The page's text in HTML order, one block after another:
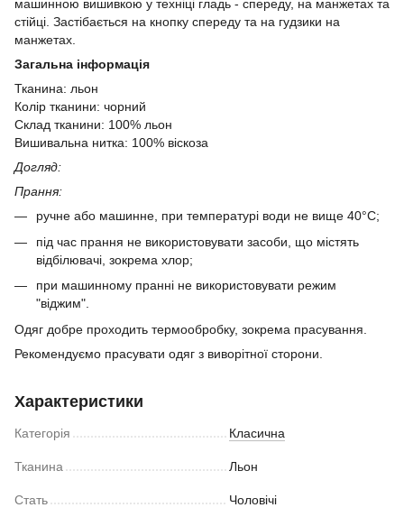
машинною вишивкою у техніці гладь - спереду, на манжетах та
стійці. Застібається на кнопку спереду та на гудзики на
манжетах.
Загальна інформація
Тканина: льон
Колір тканини: чорний
Склад тканини: 100% льон
Вишивальна нитка: 100% віскоза
Догляд:
Прання:
ручне або машинне, при температурі води не вище 40°C;
під час прання не використовувати засоби, що містять
відбілювачі, зокрема хлор;
​при машинному пранні не використовувати режим
"віджим".
Одяг добре проходить термообробку, зокрема прасування.
Рекомендуємо прасувати одяг з виворітної сторони.
Характеристики
Категорія Класична
Тканина Льон
Стать Чоловічі